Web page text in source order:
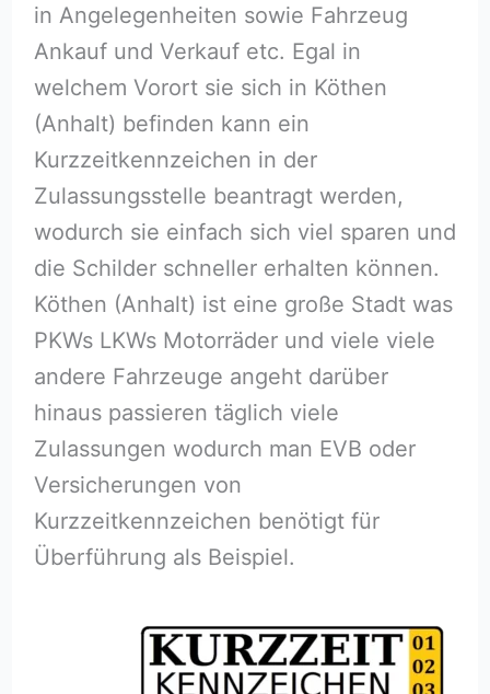
in Angelegenheiten sowie Fahrzeug
Ankauf und Verkauf etc. Egal in
welchem Vorort sie sich in Köthen
(Anhalt) befinden kann ein
Kurzzeitkennzeichen in der
Zulassungsstelle beantragt werden,
wodurch sie einfach sich viel sparen und
die Schilder schneller erhalten können.
Köthen (Anhalt) ist eine große Stadt was
PKWs LKWs Motorräder und viele viele
andere Fahrzeuge angeht darüber
hinaus passieren täglich viele
Zulassungen wodurch man EVB oder
Versicherungen von
Kurzzeitkennzeichen benötigt für
Überführung als Beispiel.